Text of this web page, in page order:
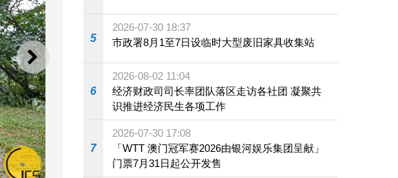
下一则
5
2026-07-30 18:37
市政署8月1至7日设临时大型废旧家具收集站
6
2026-08-02 11:04
经济财政司司长率团队落区走访各社团 凝聚共
识推进经济民生各项工作
7
2026-07-30 17:08
「WTT 澳门冠军赛2026由银河娱乐集团呈献」
门票7月31日起公开发售